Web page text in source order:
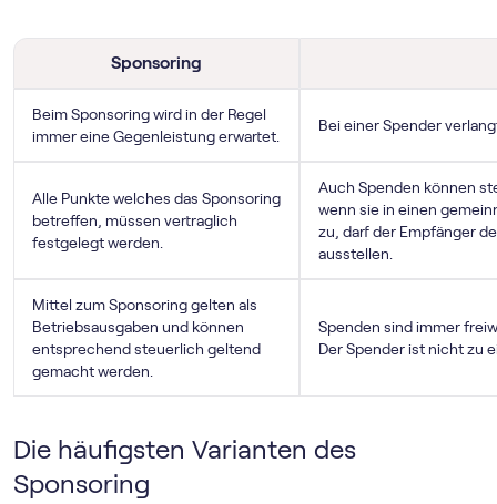
Sponsoring
Beim Sponsoring wird in der Regel
immer eine Gegenleistung erwartet.
Bei einer Spender
Alle Punkte welches das Sponsoring
betreffen, müssen vertraglich
festgelegt werden.
Auch Spenden können
wenn sie in einen
zu, darf der Empfänger
ausstellen.
Mittel zum Sponsoring gelten als
Betriebsausgaben und können
entsprechend steuerlich geltend
gemacht werden.
Spenden sind immer
Der Spender ist nicht zu
Die häufigsten Varianten des
Sponsoring